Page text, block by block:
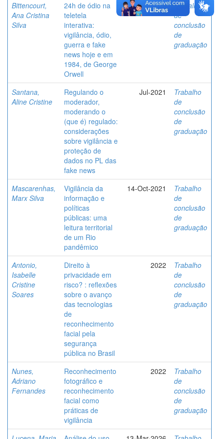
Bittencourt,
Ana Cristina
Silva
24h de ódio na
teletela
interativa:
vigilância, ódio,
guerra e fake
news hoje e em
1984, de George
Orwell
22-Nov-2018
Trabalho
de
conclusão
de
graduação
Santana,
Aline Cristine
Regulando o
moderador,
moderando o
(que é) regulado:
considerações
sobre vigilância e
proteção de
dados no PL das
fake news
Jul-2021
Trabalho
de
conclusão
de
graduação
Mascarenhas,
Marx Silva
Vigilância da
informação e
políticas
públicas: uma
leitura territorial
de um Rio
pandêmico
14-Oct-2021
Trabalho
de
conclusão
de
graduação
Antonio,
Isabelle
Cristine
Soares
Direito à
privacidade em
risco? : reflexões
sobre o avanço
das tecnologias
de
reconhecimento
facial pela
segurança
pública no Brasil
2022
Trabalho
de
conclusão
de
graduação
Nunes,
Adriano
Fernandes
Reconhecimento
fotográfico e
reconhecimento
facial como
práticas de
vigilância
2022
Trabalho
de
conclusão
de
graduação